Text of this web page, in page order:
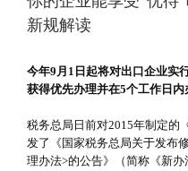
新规解读
今年9月1日起将对出口企业实
获得优先办理并在5个工作日内
税务总局日前对2015年制定的
发了《国家税务总局关于发布
理办法>的公告》（简称《新